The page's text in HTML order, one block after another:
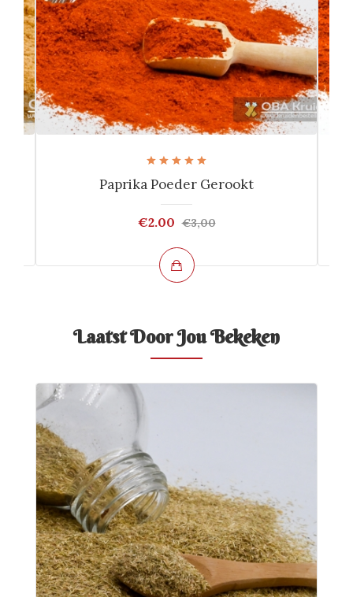
Paprika Poeder Gerookt
€2.00 €3,00
Laatst Door Jou Bekeken